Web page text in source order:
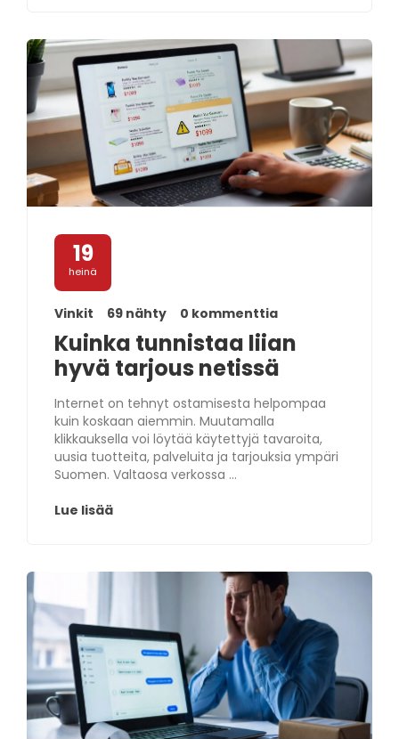
19
heinä
Vinkit 69 nähty 0 kommenttia
Kuinka tunnistaa liian
hyvä tarjous netissä
Internet on tehnyt ostamisesta helpompaa
kuin koskaan aiemmin. Muutamalla
klikkauksella voi löytää käytettyjä tavaroita,
uusia tuotteita, palveluita ja tarjouksia ympäri
Suomen. Valtaosa verkossa ...
Lue lisää